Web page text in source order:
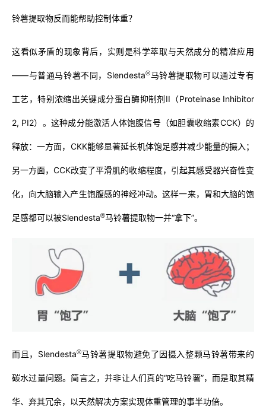
铃薯提取物反而能帮助控制体重？
这看似矛盾的现象背后，实则是科学萃取与天然成分的精准应用
——与普通马铃薯不同，Slendesta®马铃薯提取物可以通过专有
工艺，特别浓缩出关键成分蛋白酶抑制剂II（Proteinase Inhibitor
2, PI2）。这种成分能激活人体饱腹信号（如胆囊收缩素CCK）的
释放：一方面，CKK能够显著延长机体饱足感并减少能量的摄入；
另一方面，CCK改变了平滑肌的收缩程度，引起其感受器兴奋性变
化，向大脑输入产生饱腹感的神经冲动。这样一来，胃和大脑的饱
足感都可以被Slendesta®马铃薯提取物一并“拿下”。
而且，Slendesta®马铃薯提取物避免了因摄入整颗马铃薯带来的
碳水过量问题。简言之，并非让人们真的“吃马铃薯”，而是取其精
华、弃其冗余，以天然解决方案实现体重管理的事半功倍。